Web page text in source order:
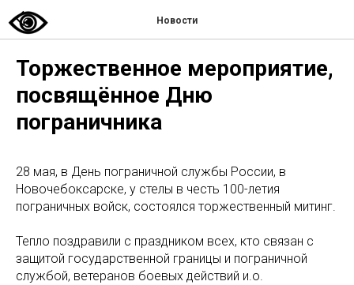
Новости
Торжественное мероприятие,
посвящённое Дню
пограничника
28 мая, в День пограничной службы России, в
Новочебоксарске, у стелы в честь 100-летия
пограничных войск, состоялся торжественный митинг.
Тепло поздравили с праздником всех, кто связан с
защитой государственной границы и пограничной
службой, ветеранов боевых действий и.о.